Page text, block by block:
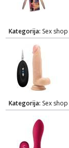
Kategorija: Sex shop
Kategorija: Sex shop